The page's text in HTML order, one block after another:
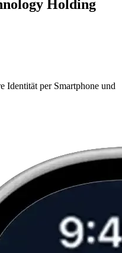
Holding
Identität per Smartphone und